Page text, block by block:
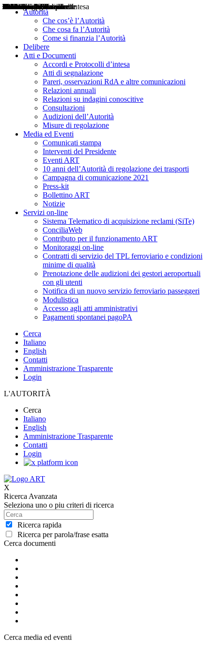
Autorità
Che cos’è l’Autorità
Che cosa fa l’Autorità
Come si finanzia l’Autorità
Delibere
Atti e Documenti
Accordi e Protocolli d’intesa
Atti di segnalazione
Pareri, osservazioni RdA e altre comunicazioni
Relazioni annuali
Relazioni su indagini conoscitive
Consultazioni
Audizioni dell’Autorità
Misure di regolazione
Media ed Eventi
Comunicati stampa
Interventi del Presidente
Eventi ART
10 anni dell’Autorità di regolazione dei trasporti
Campagna di comunicazione 2021
Press-kit
Bollettino ART
Notizie
Servizi on-line
Sistema Telematico di acquisizione reclami (SiTe)
ConciliaWeb
Contributo per il funzionamento ART
Monitoraggi on-line
Contratti di servizio del TPL ferroviario e condizioni
minime di qualità
Prenotazione delle audizioni dei gestori aeroportuali
con gli utenti
Notifica di un nuovo servizio ferroviario passeggeri
Modulistica
Accesso agli atti amministrativi
Pagamenti spontanei pagoPA
Cerca
Italiano
English
Contatti
Amministrazione Trasparente
Login
L'AUTORITÀ
Cerca
Italiano
English
Amministrazione Trasparente
Contatti
Login
X
Ricerca Avanzata
Seleziona uno o piu criteri di ricerca
Ricerca rapida
Ricerca per parola/frase esatta
Cerca documenti
Delibere
Pareri
Consultazioni
Audizioni
Atti di Segnalazione
Accordi e Protocolli d'Intesa
Relazioni annuali
Misure di regolazione
Cerca media ed eventi
Notizie
Comunicati Stampa
Bollettini ART
Convegni ART
Interviste del Presidente
Articoli in primo piano
Interventi del Presidente
2004
2005
2010
2013
2014
2015
2016
2017
2018
2019
202
2020
2021
2022
2023
2024
2025
2026
Aereo
Marittimo
Terrestre